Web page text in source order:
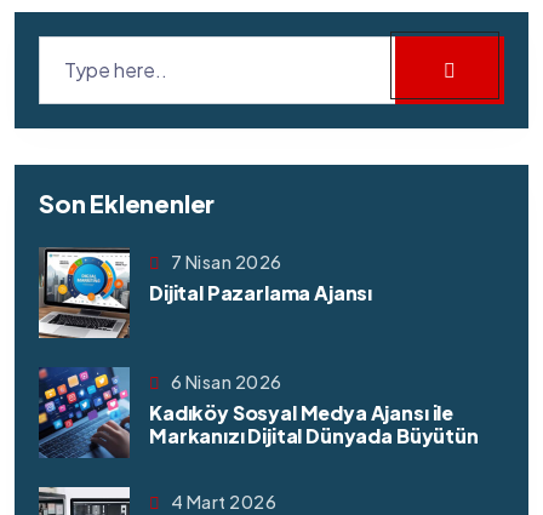
Son Eklenenler
7 Nisan 2026
Dijital Pazarlama Ajansı
6 Nisan 2026
Kadıköy Sosyal Medya Ajansı ile
Markanızı Dijital Dünyada Büyütün
4 Mart 2026